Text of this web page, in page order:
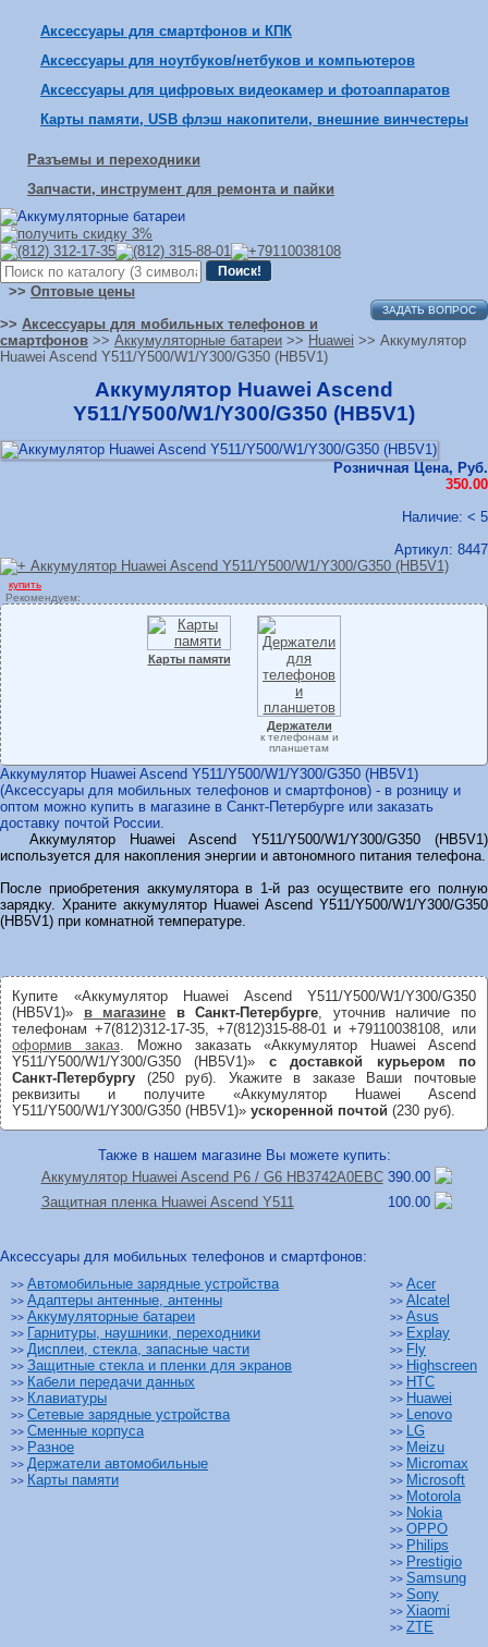
Аксессуары для смартфонов и КПК
Аксессуары для ноутбуков/нетбуков и компьютеров
Аксессуары для цифровых видеокамер и фотоаппаратов
Карты памяти, USB флэш накопители, внешние винчестеры
Разъемы и переходники
Запчасти, инструмент для ремонта и пайки
>> Оптовые цены
ЗАДАТЬ ВОПРОС
>> Аксессуары для мобильных телефонов и
смартфонов >> Аккумуляторные батареи >> Huawei >> Аккумулятор
Huawei Ascend Y511/Y500/W1/Y300/G350 (HB5V1)
Аккумулятор Huawei Ascend
Y511/Y500/W1/Y300/G350 (HB5V1)
Розничная Цена, Руб.
350.00
Наличие: < 5
Артикул: 8447
купить
Рекомендуем:
Карты памяти
Держатели
к телефонам и
планшетам
Аккумулятор Huawei Ascend Y511/Y500/W1/Y300/G350 (HB5V1)
(Аксессуары для мобильных телефонов и смартфонов) - в розницу и
оптом можно купить в магазине в Санкт-Петербурге или заказать
доставку почтой России.
Аккумулятор Huawei Ascend Y511/Y500/W1/Y300/G350 (HB5V1)
используется для накопления энергии и автономного питания телефона.
После приобретения аккумулятора в 1-й раз осуществите его полную
зарядку. Храните аккумулятор Huawei Ascend Y511/Y500/W1/Y300/G350
(HB5V1) при комнатной температуре.
Купите «Аккумулятор Huawei Ascend Y511/Y500/W1/Y300/G350
(HB5V1)» в магазине в Санкт-Петербурге , уточнив наличие по
телефонам +7(812)312-17-35, +7(812)315-88-01 и +79110038108, или
оформив заказ. Можно заказать «Аккумулятор Huawei Ascend
Y511/Y500/W1/Y300/G350 (HB5V1)» с доставкой курьером по
Санкт-Петербургу (250 руб). Укажите в заказе Ваши почтовые
реквизиты и получите «Аккумулятор Huawei Ascend
Y511/Y500/W1/Y300/G350 (HB5V1)» ускоренной почтой (230 руб).
Также в нашем магазине Вы можете купить:
Аккумулятор Huawei Ascend P6 /G6 HB3742A0EBC 390.00
Защитная пленка Huawei Ascend Y511
100.00
Аксессуары для мобильных телефонов и смартфонов:
>> Автомобильные зарядные устройства
>> Адаптеры антенные, антенны
>> Аккумуляторные батареи
>> Гарнитуры, наушники, переходники
>> Дисплеи, стекла, запасные части
>> Защитные стекла и пленки для экранов
>> Кабели передачи данных
>> Клавиатуры
>> Сетевые зарядные устройства
>> Сменные корпуса
>> Разное
>> Держатели автомобильные
>> Карты памяти
>> Acer
>> Alcatel
>> Asus
>> Explay
>> Fly
>> Highscreen
>> HTC
>> Huawei
>> Lenovo
>> LG
>> Meizu
>> Micromax
>> Microsoft
>> Motorola
>> Nokia
>> OPPO
>> Philips
>> Prestigio
>> Samsung
>> Sony
>> Xiaomi
>> ZTE